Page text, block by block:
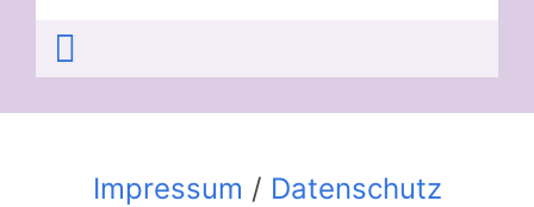
Impressum / Datenschutz